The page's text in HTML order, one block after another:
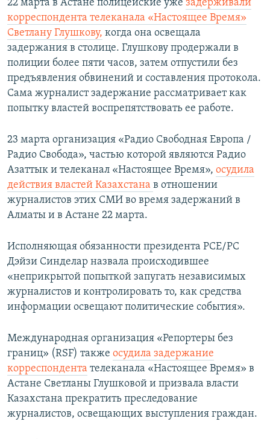
22 марта в Астане полицейские уже задерживали
корреспондента телеканала «Настоящее Время»
Светлану Глушкову, когда она освещала
задержания в столице. Глушкову продержали в
полиции более пяти часов, затем отпустили без
предъявления обвинений и составления протокола.
Сама журналист задержание рассматривает как
попытку властей воспрепятствовать ее работе.
23 марта организация «Радио Свободная Европа /
Радио Свобода», частью которой являются Радио
Азаттык и телеканал «Настоящее Время», осудила
действия властей Казахстана в отношении
журналистов этих СМИ во время задержаний в
Алматы и в Астане 22 марта.
Исполняющая обязанности президента РСЕ/РС
Дэйзи Синделар назвала происходившее
«неприкрытой попыткой запугать независимых
журналистов и контролировать то, как средства
информации освещают политические события».
Международная организация «Репортеры без
границ» (RSF) также осудила задержание
корреспондента телеканала «Настоящее Время» в
Астане Светланы Глушковой и призвала власти
Казахстана прекратить преследование
журналистов, освещающих выступления граждан.